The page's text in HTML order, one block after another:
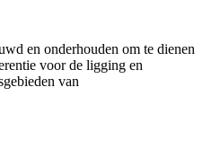
en onderhouden om te dienen
voor de ligging en
van